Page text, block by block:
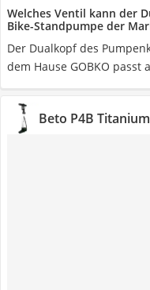
Welches Ventil kann der
Bike-Standpumpe der
Der Dualkopf des
dem Hause GOBKO passt
Beto P4B Titanium